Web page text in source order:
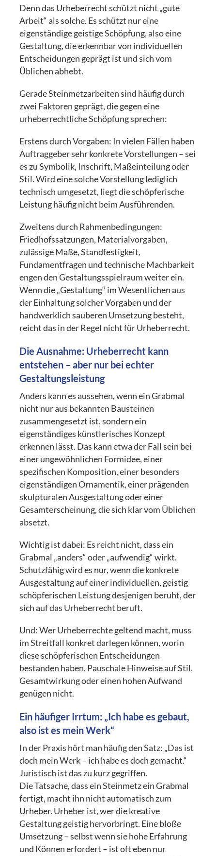
Denn das Urheberrecht schützt nicht „gute
Arbeit“ als solche. Es schützt nur eine
eigenständige geistige Schöpfung, also eine
Gestaltung, die erkennbar von individuellen
Entscheidungen geprägt ist und sich vom
Üblichen abhebt.
Gerade Steinmetzarbeiten sind häufig durch
zwei Faktoren geprägt, die gegen eine
urheberrechtliche Schöpfung sprechen:
Erstens durch Vorgaben: In vielen Fällen haben
Auftraggeber sehr konkrete Vorstellungen – sei
es zu Symbolik, Inschrift, Maßeinteilung oder
Stil. Wird eine solche Vorstellung lediglich
technisch umgesetzt, liegt die schöpferische
Leistung häufig nicht beim Ausführenden.
Zweitens durch Rahmenbedingungen:
Friedhofssatzungen, Materialvorgaben,
zulässige Maße, Standfestigkeit,
Fundamentfragen und technische Machbarkeit
engen den Gestaltungsspielraum weiter ein.
Wenn die „Gestaltung“ im Wesentlichen aus
der Einhaltung solcher Vorgaben und der
handwerklich sauberen Umsetzung besteht,
reicht das in der Regel nicht für Urheberrecht.
Die Ausnahme: Urheberrecht kann
entstehen – aber nur bei echter
Gestaltungsleistung
Anders kann es aussehen, wenn ein Grabmal
nicht nur aus bekannten Bausteinen
zusammengesetzt ist, sondern ein
eigenständiges künstlerisches Konzept
erkennen lässt. Das kann etwa der Fall sein bei
einer ungewöhnlichen Formidee, einer
spezifischen Komposition, einer besonders
eigenständigen Ornamentik, einer prägenden
skulpturalen Ausgestaltung oder einer
Gesamterscheinung, die sich klar vom Üblichen
absetzt.
Wichtig ist dabei: Es reicht nicht, dass ein
Grabmal „anders“ oder „aufwendig“ wirkt.
Schutzfähig wird es nur, wenn die konkrete
Ausgestaltung auf einer individuellen, geistig
schöpferischen Leistung desjenigen beruht, der
sich auf das Urheberrecht beruft.
Und: Wer Urheberrechte geltend macht, muss
im Streitfall konkret darlegen können, worin
diese schöpferischen Entscheidungen
bestanden haben. Pauschale Hinweise auf Stil,
Gesamtwirkung oder einen hohen Aufwand
genügen nicht.
Ein häufiger Irrtum: „Ich habe es gebaut,
also ist es mein Werk“
In der Praxis hört man häufig den Satz: „Das ist
doch mein Werk – ich habe es doch gemacht.“
Juristisch ist das zu kurz gegriffen.
Die Tatsache, dass ein Steinmetz ein Grabmal
fertigt, macht ihn nicht automatisch zum
Urheber. Urheber ist, wer die kreative
Gestaltung geistig hervorbringt. Eine bloße
Umsetzung – selbst wenn sie hohe Erfahrung
und Können erfordert – ist oft eben nur